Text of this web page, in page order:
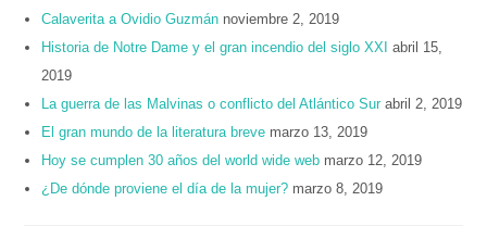
Calaverita a Ovidio Guzmán noviembre 2, 2019
Historia de Notre Dame y el gran incendio del siglo XXI
abril 15,
2019
La guerra de las Malvinas o conflicto del Atlántico Sur abril 2, 2019
El gran mundo de la literatura breve marzo 13, 2019
Hoy se cumplen 30 años del world wide web marzo 12, 2019
¿De dónde proviene el día de la mujer? marzo 8, 2019